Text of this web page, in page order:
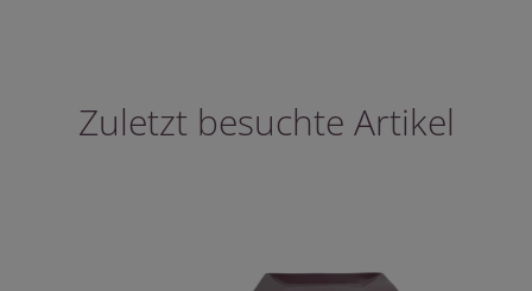
Zuletzt besuchte Artikel